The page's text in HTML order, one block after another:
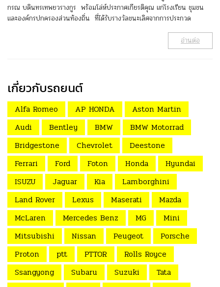
กรณ บดินทรเทพยวรางกูร พร้อมโล่ห์ประกาศเกียรติคุณ แก่โรงเรียน ชุมชน
และองค์กรปกครองส่วนท้องถิ่น ที่ได้รับรางวัลชนะเลิศจากการประกวด
อ่านต่อ
เกี่ยวกับรถยนต์
Alfa Romeo AP HONDA
Aston Martin
Audi
Bentley BMW
BMW Motorrad
Bridgestone
Chevrolet
Deestone
Ferrari
Ford Foton Honda
Hyundai
ISUZU
Jaguar Kia
Lamborghini
Land Rover
Lexus Maserati
Mazda
McLaren
Mercedes Benz MG
Mini
Mitsubishi
Nissan Peugeot
Porsche
Proton
ptt PTTOR
Rolls Royce
Ssangyong
Subaru Suzuki
Tata